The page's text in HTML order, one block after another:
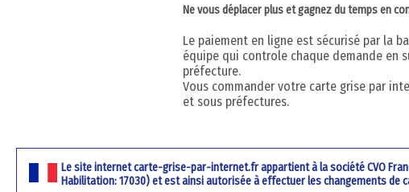
Ne vous déplacer plus et gagnez du temps en
Le paiement en ligne est sécurisé par la
équipe qui controle chaque demande en
préfecture.
Vous commander votre carte grise par
et sous préfectures.
Le site internet carte-grise-par-internet.fr appartient à la société CVO
Habilitation: 17030) et est ainsi autorisée à effectuer les changements de